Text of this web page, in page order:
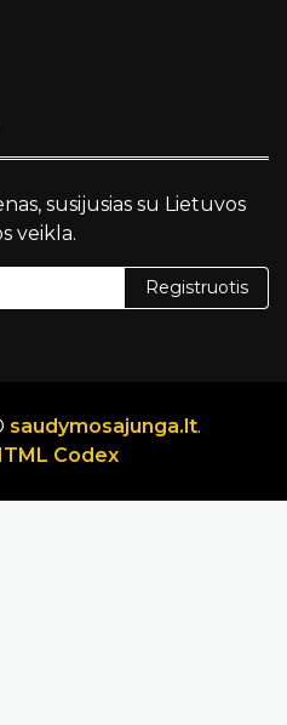
susijusias su Lietuvos
veikla.
Registruotis
saudymosajunga.lt.
Codex